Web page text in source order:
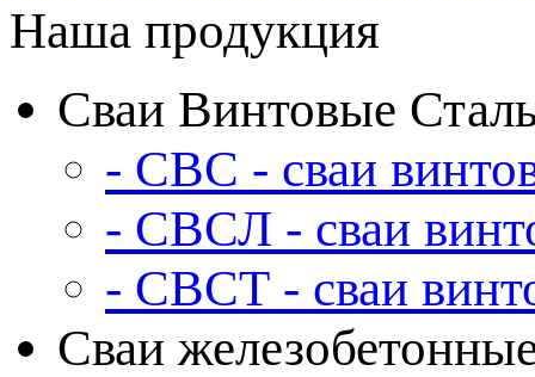
Наша продукция
Сваи Винтовые
- СВС - сваи
- СВСЛ - сваи
- СВСТ - сваи
Сваи